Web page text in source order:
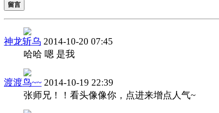
留言
神龙斩乌 2014-10-20 07:45
哈哈 嗯 是我
渡渡鸟~~ 2014-10-19 22:39
张师兄！！看头像像你，点进来增点人气~